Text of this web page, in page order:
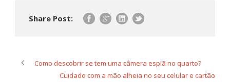
Share Post:
Como descobrir se tem uma câmera espiã no quarto?
Cuidado com a mão alheia no seu celular e cartão